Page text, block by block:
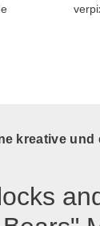
kreative und